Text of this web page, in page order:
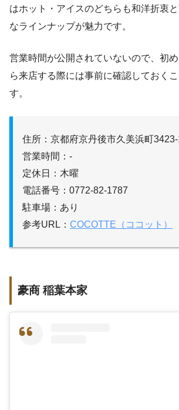
はホット・アイスのどちらも和洋折衷
なラインナップが魅力です。
営業時間が公開されていないので、初
ら来店する際には事前に確認しておく
す。
住所：京都府京丹後市久美浜町3423-
営業時間：-
定休日：木曜
電話番号：0772-82-1787
駐車場：あり
参考URL： COCOTTE（ココット）
豪商 稲葉本家